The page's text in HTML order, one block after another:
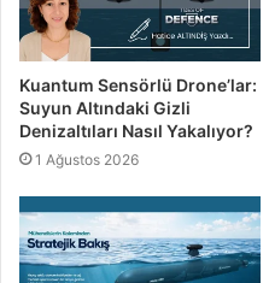
Kuantum Sensörlü Drone’lar:
Suyun Altındaki Gizli
Denizaltıları Nasıl Yakalıyor?
1 Ağustos 2026